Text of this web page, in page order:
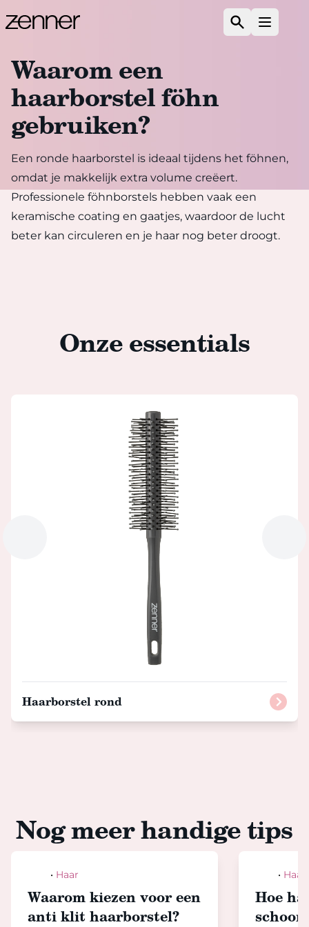
ZoekenOpen
Waarom een
haarborstel föhn
gebruiken?
Een ronde haarborstel is ideaal tijdens het föhnen,
omdat je makkelijk extra volume creëert.
Professionele föhnborstels hebben vaak een
keramische coating en gaatjes, waardoor de lucht
beter kan circuleren en je haar nog beter droogt.
Onze essentials
Haarborstel rond
Nog meer handige tips
• Haar
Waarom kiezen voor een
anti klit haarborstel?
• Haar
Hoe